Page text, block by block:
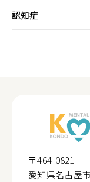
認知症
〒464-0821
愛知県名古屋